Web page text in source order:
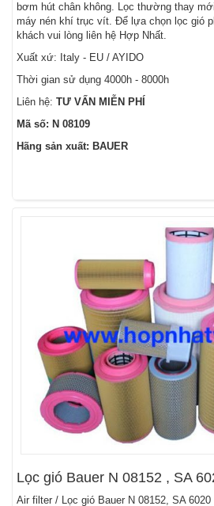
bơm hút chân không. Lọc thường thay
máy nén khí trục vít. Để lựa chọn lọc gió
khách vui lòng liên hệ Hợp Nhất.
Xuất xứ: Italy - EU / AYIDO
Thời gian sử dụng 4000h - 8000h
Liên hệ: TƯ VẤN MIỄN PHÍ
Mã số: N 08109
Hãng sản xuất: BAUER
Lọc gió Bauer N 08152 , SA
Air filter / Lọc gió Bauer N 08152, SA 6020